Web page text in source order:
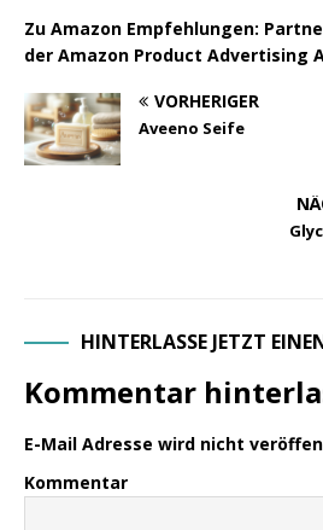
Zu Amazon Empfehlungen:
der Amazon Product Advertising
VORHERIGER
Aveeno Seife
HINTERLASSE JETZT
Kommentar
E-Mail Adresse wird nicht
Kommentar